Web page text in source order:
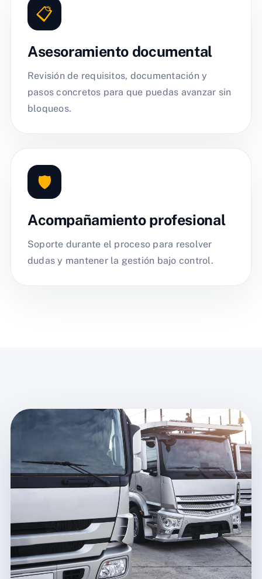
📋
Asesoramiento documental
Revisión de requisitos, documentación y
pasos concretos para que puedas avanzar sin
bloqueos.
🛡️
Acompañamiento profesional
Soporte durante el proceso para resolver
dudas y mantener la gestión bajo control.